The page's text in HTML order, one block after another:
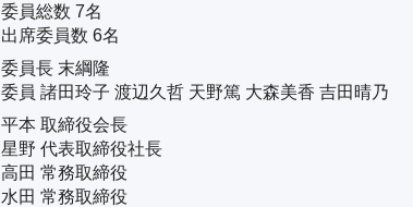
委員総数 7名
出席委員数 6名
委員長 末綱隆
委員 諸田玲子 渡辺久哲 天野篤 大森美香 吉田晴乃
平本 取締役会長
星野 代表取締役社長
高田 常務取締役
水田 常務取締役